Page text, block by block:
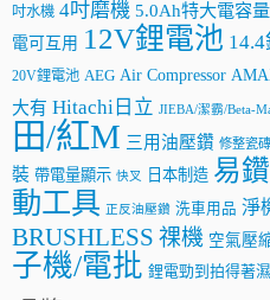
吋水機 4吋磨機 5.0Ah特大電容量
電可互用 12V鋰電池
20V鋰電池 AEG Air Compressor
大有 Hitachi日立 JIEBA/潔霸/Beta-
田/紅M 三用油壓鑽 修整瓷磚
裝 帶電量顯示 快叉 日本制造 易
動工具 正反油壓鑽 洗車用品 淨
BRUSHLESS 祼機 空氣壓
子機/電批 鋰電勁到拍得著